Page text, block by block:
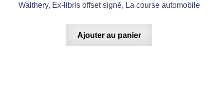
Walthery, Ex-libris offset signé, La course automobile
Ajouter au panier